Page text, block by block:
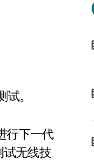
。
行下一代
试无线技